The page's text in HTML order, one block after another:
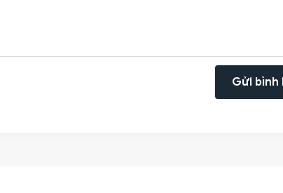
Gửi bình